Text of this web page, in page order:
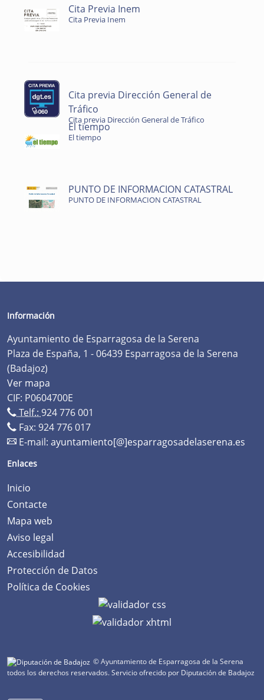
Cita Previa Inem
Cita Previa Inem
Cita previa Dirección General de
Tráfico
Cita previa Dirección General de Tráfico
El tiempo
El tiempo
PUNTO DE INFORMACION CATASTRAL
PUNTO DE INFORMACION CATASTRAL
Información
Ayuntamiento de Esparragosa de la Serena
Plaza de España, 1 - 06439 Esparragosa de la Serena
(Badajoz)
Ver mapa
CIF: P0604700E
Telf.: 924 776 001
Fax: 924 776 017
E-mail: ayuntamiento[@]esparragosadelaserena.es
Enlaces
Inicio
Contacte
Mapa web
Aviso legal
Accesibilidad
Protección de Datos
Política de Cookies
© Ayuntamiento de Esparragosa de la Serena
todos los derechos reservados.Servicio ofrecido por Diputación de Badajoz